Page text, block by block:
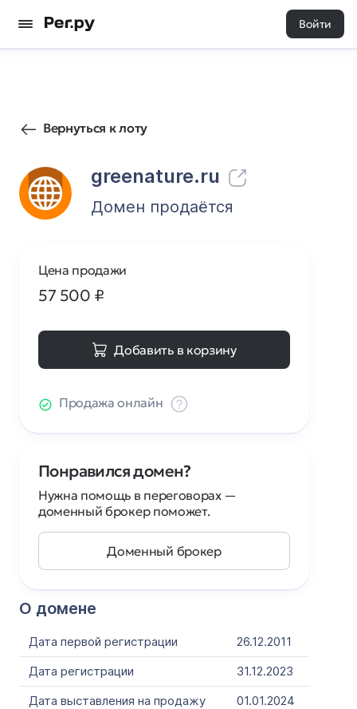
Войти
Вернуться к лоту
greenature.ru
41 0
Домен продаётся
О домене
Дата первой регистрации
26.12.2011
Дата регистрации
31.12.2023
Дата выставления на продажу
01.01.2024
Цена продажи
57 500 ₽
Добавить в корзину
Продажа онлайн
Понравился домен?
Нужна помощь в переговорах —
доменный брокер поможет.
Доменный брокер